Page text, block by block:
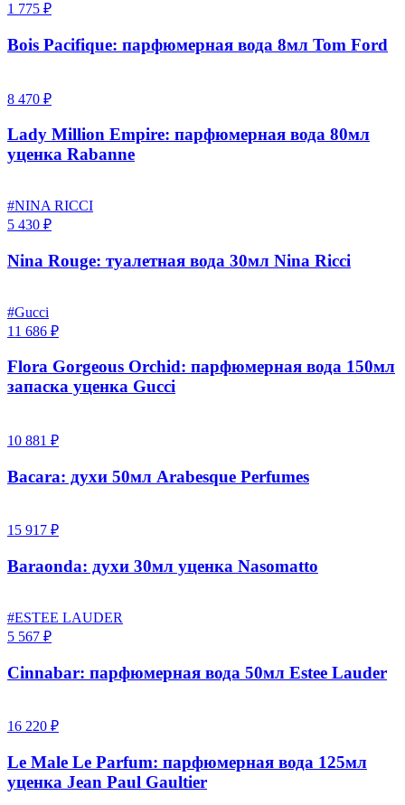
1 775 ₽
Bois Pacifique: парфюмерная вода 8мл Tom Ford
8 470 ₽
Lady Million Empire: парфюмерная вода 80мл
уценка Rabanne
#NINA RICCI
5 430 ₽
Nina Rouge: туалетная вода 30мл Nina Ricci
#Gucci
11 686 ₽
Flora Gorgeous Orchid: парфюмерная вода 150мл
запаска уценка Gucci
10 881 ₽
Bacara: духи 50мл Arabesque Perfumes
15 917 ₽
Baraonda: духи 30мл уценка Nasomatto
#ESTEE LAUDER
5 567 ₽
Cinnabar: парфюмерная вода 50мл Estee Lauder
16 220 ₽
Le Male Le Parfum: парфюмерная вода 125мл
уценка Jean Paul Gaultier